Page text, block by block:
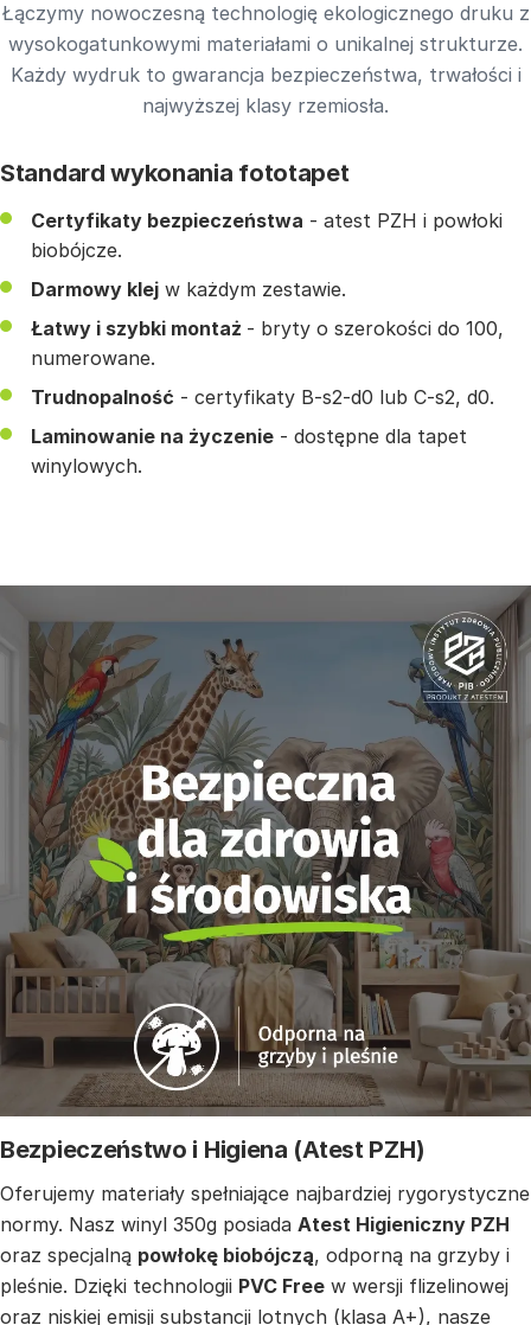
Łączymy nowoczesną technologię ekologicznego druku z
wysokogatunkowymi materiałami o unikalnej strukturze.
Każdy wydruk to gwarancja bezpieczeństwa, trwałości i
najwyższej klasy rzemiosła.
Standard wykonania fototapet
Certyfikaty bezpieczeństwa - atest PZH i powłoki
biobójcze.
Darmowy klej w każdym zestawie.
Łatwy i szybki montaż - bryty o szerokości do 100,
numerowane.
Trudnopalność - certyfikaty B-s2-d0 lub C-s2, d0.
Laminowanie na życzenie - dostępne dla tapet
winylowych.
Bezpieczeństwo i Higiena (Atest PZH)
Oferujemy materiały spełniające najbardziej rygorystyczne
normy. Nasz winyl 350g posiada Atest Higieniczny PZH
oraz specjalną powłokę biobójczą, odporną na grzyby i
pleśnie. Dzięki technologii PVC Free w wersji flizelinowej
oraz niskiej emisji substancji lotnych (klasa A+), nasze